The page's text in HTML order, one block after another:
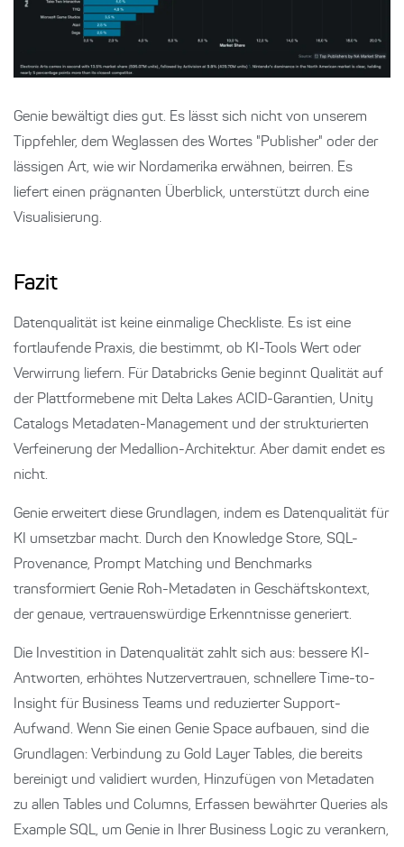
Genie bewältigt dies gut. Es lässt sich nicht von unserem
Tippfehler, dem Weglassen des Wortes "Publisher" oder der
lässigen Art, wie wir Nordamerika erwähnen, beirren. Es
liefert einen prägnanten Überblick, unterstützt durch eine
Visualisierung.
Fazit
Datenqualität ist keine einmalige Checkliste. Es ist eine
fortlaufende Praxis, die bestimmt, ob KI-Tools Wert oder
Verwirrung liefern. Für Databricks Genie beginnt Qualität auf
der Plattformebene mit Delta Lakes ACID-Garantien, Unity
Catalogs Metadaten-Management und der strukturierten
Verfeinerung der Medallion-Architektur. Aber damit endet es
nicht.
Genie erweitert diese Grundlagen, indem es Datenqualität für
KI umsetzbar macht. Durch den Knowledge Store, SQL-
Provenance, Prompt Matching und Benchmarks
transformiert Genie Roh-Metadaten in Geschäftskontext,
der genaue, vertrauenswürdige Erkenntnisse generiert.
Die Investition in Datenqualität zahlt sich aus: bessere KI-
Antworten, erhöhtes Nutzervertrauen, schnellere Time-to-
Insight für Business Teams und reduzierter Support-
Aufwand. Wenn Sie einen Genie Space aufbauen, sind die
Grundlagen: Verbindung zu Gold Layer Tables, die bereits
bereinigt und validiert wurden, Hinzufügen von Metadaten
zu allen Tables und Columns, Erfassen bewährter Queries als
Example SQL, um Genie in Ihrer Business Logic zu verankern,